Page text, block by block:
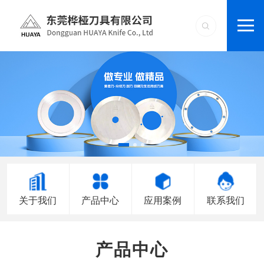
关于我们 产品中心 应用案例 联系我们
产品中心